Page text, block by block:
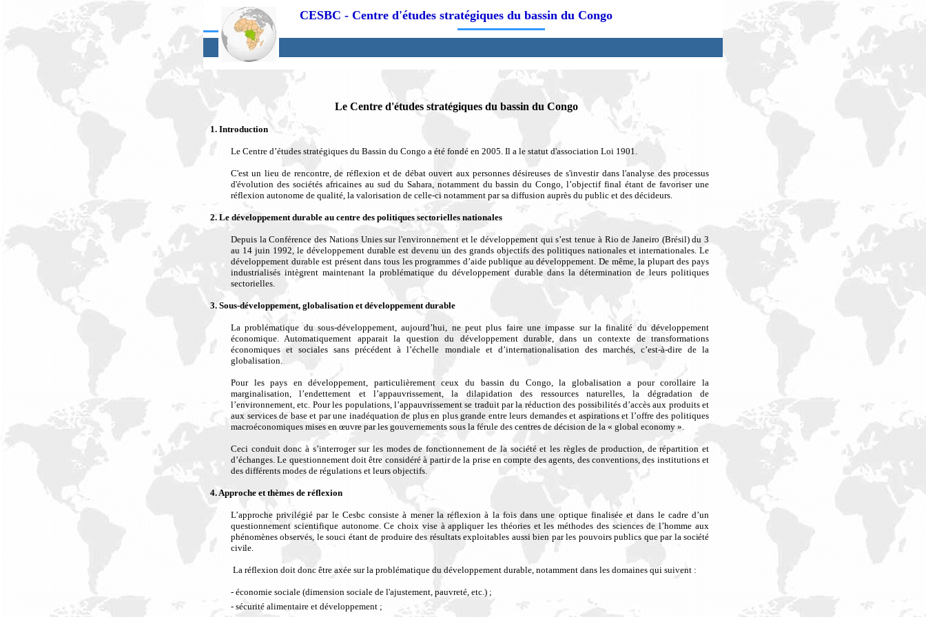
CESBC - Centre d'études stratégiques du bassin du Congo
Le Centre d'études stratégiques du bassin du Congo
1. Introduction
Le Centre d’études stratégiques du Bassin du Congo a été fondé en 2005. Il a le statut d'association Loi 1901.
C'est un lieu de rencontre, de réflexion et de débat ouvert aux personnes désireuses de s'investir dans l'analyse des processus
d'évolution des sociétés africaines au sud du Sahara, notamment du bassin du Congo, l’objectif final étant de favoriser une
réflexion autonome de qualité, la valorisation de celle-ci notamment par sa diffusion auprès du public et des décideurs.
2. Le développement durable au centre des politiques sectorielles nationales
Depuis la Conférence des Nations Unies sur l'environnement et le développement qui s’est tenue à Rio de Janeiro (Brésil) du 3
au 14 juin 1992, le développement durable est devenu un des grands objectifs des politiques nationales et internationales. Le
développement durable est présent dans tous les programmes d’aide publique au développement. De même, la plupart des pays
industrialisés intègrent maintenant la problématique du développement durable dans la détermination de leurs politiques
sectorielles.
3. Sous-développement, globalisation et développement durable
La problématique du sous-développement, aujourd’hui, ne peut plus faire une impasse sur la finalité du développement
économique. Automatiquement apparait la question du développement durable, dans un contexte de transformations
économiques et sociales sans précédent à l’échelle mondiale et d’internationalisation des marchés, c’est-à-dire de la
globalisation.
Pour les pays en développement, particulièrement ceux du bassin du Congo, la globalisation a pour corollaire la
marginalisation, l’endettement et l’appauvrissement, la dilapidation des ressources naturelles, la dégradation de
l’environnement, etc. Pour les populations, l’appauvrissement se traduit par la réduction des possibilités d’accès aux produits et
aux services de base et par une inadéquation de plus en plus grande entre leurs demandes et aspirations et l’offre des politiques
macroéconomiques mises en œuvre par les gouvernements sous la férule des centres de décision de la « global economy ».
Ceci conduit donc à s’interroger sur les modes de fonctionnement de la société et les règles de production, de répartition et
d’échanges. Le questionnement doit être considéré à partir de la prise en compte des agents, des conventions, des institutions et
des différents modes de régulations et leurs objectifs.
4. Approche et thèmes de réflexion
L’approche privilégié par le Cesbc consiste à mener la réflexion à la fois dans une optique finalisée et dans le cadre d’un
questionnement scientifique autonome. Ce choix vise à appliquer les théories et les méthodes des sciences de l’homme aux
phénomènes observés, le souci étant de produire des résultats exploitables aussi bien par les pouvoirs publics que par la société
civile.
La réflexion doit donc être axée sur la problématique du développement durable, notamment dans les domaines qui suivent :
- économie sociale (dimension sociale de l'ajustement, pauvreté, etc.) ;
- sécurité alimentaire et développement ;